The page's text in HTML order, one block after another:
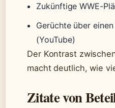
Zukünftige WWE-
Gerüchte über
(YouTube)
Der Kontrast
macht deutlich, wie
Zitate von